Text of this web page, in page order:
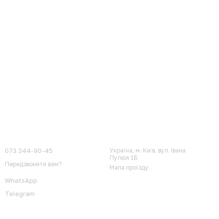
073 344-90-45
Передзвонити вам?
WhatsApp
Telegram
Україна, м. Київ, вул. Івана
Пулюя 1Б
Мапа проїзду